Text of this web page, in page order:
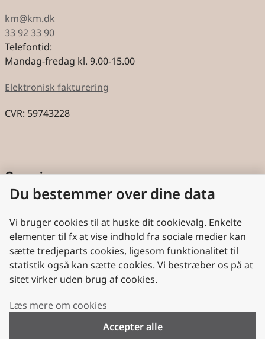
km@km.dk
33 92 33 90
Telefontid:
Mandag-fredag kl. 9.00-15.00
Elektronisk fakturering
CVR: 59743228
Genveje
Cookies
Aktindsigt
Persondatabeskyttelse
Nyttige links
Plan- og Landdistriktsstyrelsen
Du bestemmer over dine data
Vi bruger cookies til at huske dit cookievalg. Enkelte
elementer til fx at vise indhold fra sociale medier kan
sætte tredjeparts cookies, ligesom funktionalitet til
statistik også kan sætte cookies. Vi bestræber os på at
sitet virker uden brug af cookies.
Læs mere om cookies
Accepter alle